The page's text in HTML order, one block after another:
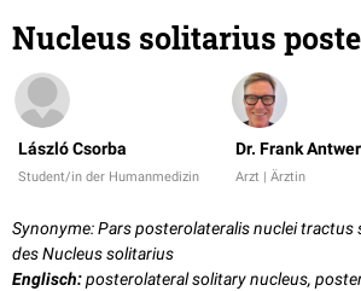
Nucleus solitarius
László Csorba
Student/in der Humanmedizin
Dr. Frank
Arzt | Ärztin
Synonyme: Pars posterolateralis nuclei tractus
des Nucleus solitarius
Englisch:posterolateral solitary nucleus,